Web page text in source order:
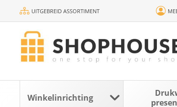
UITGEBREID ASSORTIMENT
Winkelinrichting